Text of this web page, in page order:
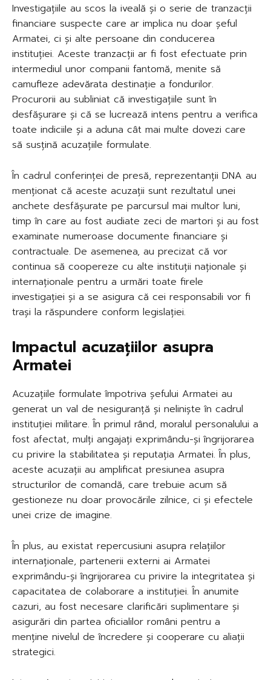
Investigațiile au scos la iveală și o serie de tranzacții
financiare suspecte care ar implica nu doar șeful
Armatei, ci și alte persoane din conducerea
instituției. Aceste tranzacții ar fi fost efectuate prin
intermediul unor companii fantomă, menite să
camufleze adevărata destinație a fondurilor.
Procurorii au subliniat că investigațiile sunt în
desfășurare și că se lucrează intens pentru a verifica
toate indiciile și a aduna cât mai multe dovezi care
să susțină acuzațiile formulate.
În cadrul conferinței de presă, reprezentanții DNA au
menționat că aceste acuzații sunt rezultatul unei
anchete desfășurate pe parcursul mai multor luni,
timp în care au fost audiate zeci de martori și au fost
examinate numeroase documente financiare și
contractuale. De asemenea, au precizat că vor
continua să coopereze cu alte instituții naționale și
internaționale pentru a urmări toate firele
investigației și a se asigura că cei responsabili vor fi
trași la răspundere conform legislației.
Impactul acuzațiilor asupra
Armatei
Acuzațiile formulate împotriva șefului Armatei au
generat un val de nesiguranță și neliniște în cadrul
instituției militare. În primul rând, moralul personalului a
fost afectat, mulți angajați exprimându-și îngrijorarea
cu privire la stabilitatea și reputația Armatei. În plus,
aceste acuzații au amplificat presiunea asupra
structurilor de comandă, care trebuie acum să
gestioneze nu doar provocările zilnice, ci și efectele
unei crize de imagine.
În plus, au existat repercusiuni asupra relațiilor
internaționale, partenerii externi ai Armatei
exprimându-și îngrijorarea cu privire la integritatea și
capacitatea de colaborare a instituției. În anumite
cazuri, au fost necesare clarificări suplimentare și
asigurări din partea oficialilor români pentru a
menține nivelul de încredere și cooperare cu aliații
strategici.